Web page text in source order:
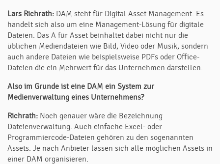
Lars Richrath: DAM steht für Digital Asset Management. Es
handelt sich also um eine Management-Lösung für digitale
Dateien. Das A für Asset beinhaltet dabei nicht nur die
üblichen Mediendateien wie Bild, Video oder Musik, sondern
auch andere Dateien wie beispielsweise PDFs oder Office-
Dateien die ein Mehrwert für das Unternehmen darstellen.
Also im Grunde ist eine DAM ein System zur
Medienverwaltung eines Unternehmens?
Richrath: Noch genauer wäre die Bezeichnung
Dateienverwaltung. Auch einfache Excel- oder
Programmiercode-Dateien gehören zu den sogenannten
Assets. Je nach Anbieter lassen sich alle möglichen Assets in
einer DAM organisieren.